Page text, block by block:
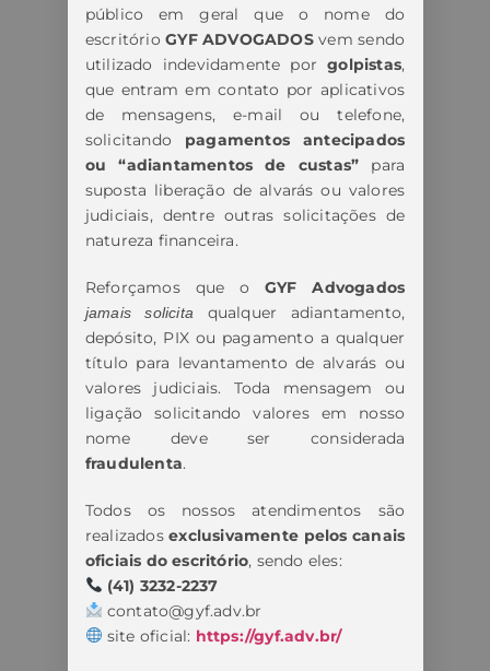
público em geral que o nome do
escritório GYF ADVOGADOSvem sendo
utilizado indevidamente por golpistas,
que entram em contato por aplicativos
de mensagens, e-mail ou telefone,
solicitando pagamentos antecipados
ou “adiantamentos de custas” para
suposta liberação de alvarás ou valores
judiciais, dentre outras solicitações de
natureza financeira.
Reforçamos que o GYF Advogados
jamais solicita
qualquer adiantamento,
depósito, PIX ou pagamento a qualquer
título para levantamento de alvarás ou
valores judiciais. Toda mensagem ou
ligação solicitando valores em nosso
nome deve ser considerada
fraudulenta.
Todos os nossos atendimentos são
realizadosexclusivamente pelos canais
oficiais do escritório, sendo eles:
(41) 3232-2237
contato@gyf.adv.br
site oficial: https://gyf.adv.br/